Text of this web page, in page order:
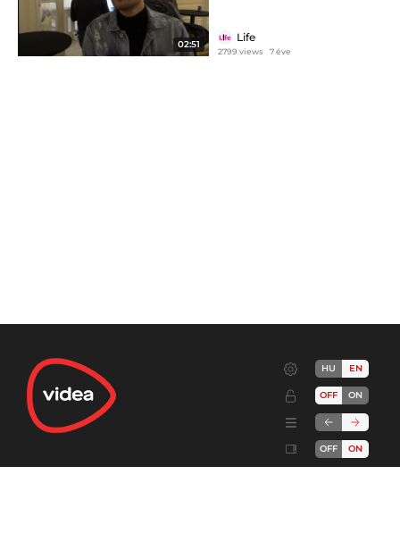
02:51
Life
2799 views 7 éve
HU EN
OFF ON
OFF ON